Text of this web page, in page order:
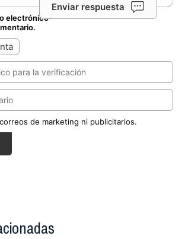
Enviar respuesta
electrónico
de marketing ni publicitarios.